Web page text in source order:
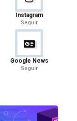
Instagram
Seguir
Google News
Seguir